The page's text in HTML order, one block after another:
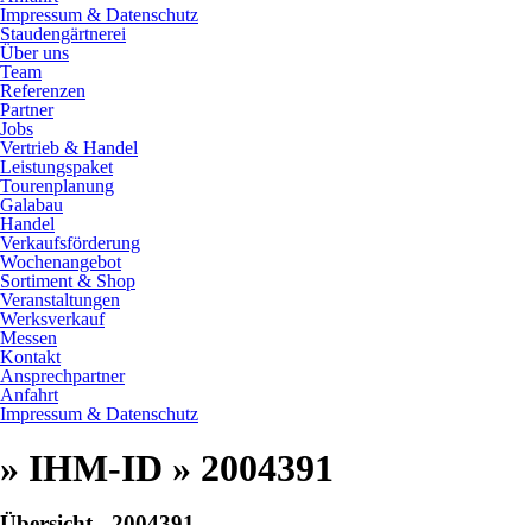
Impressum & Datenschutz
Staudengärtnerei
Über uns
Team
Referenzen
Partner
Jobs
Vertrieb & Handel
Leistungspaket
Tourenplanung
Galabau
Handel
Verkaufsförderung
Wochenangebot
Sortiment & Shop
Veranstaltungen
Werksverkauf
Messen
Kontakt
Ansprechpartner
Anfahrt
Impressum & Datenschutz
» IHM-ID » 2004391